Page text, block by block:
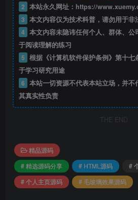
2 本站永久网址： https://
3 本文内容仅为技术科普，请勿用于非
4 本文内容未隐讳任何个人、群体、公
于阅读理解的练习
5 根据《计算机软件保护条例》第十七
于学习研究用途
6 本站一切资源不代表本站立场，并不
其真实性负责
THE END
精品源码
# 精选源码分享
# HTML源码
#
# 个人主页源码
# 毛玻璃效果源码